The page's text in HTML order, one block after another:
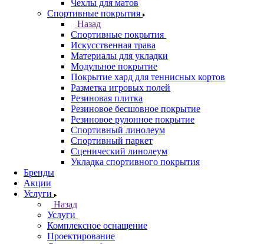
Чехлы для матов
Спортивные покрытия
Назад
Спортивные покрытия
Искусственная трава
Материалы для укладки
Модульное покрытие
Покрытие хард для теннисных кортов
Разметка игровых полей
Резиновая плитка
Резиновое бесшовное покрытие
Резиновое рулонное покрытие
Спортивный линолеум
Спортивный паркет
Сценический линолеум
Укладка спортивного покрытия
Бренды
Акции
Услуги
Назад
Услуги
Комплексное оснащение
Проектирование